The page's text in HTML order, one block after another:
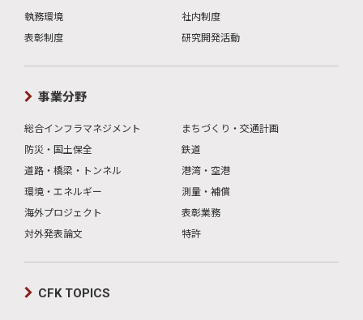
執務環境
社内制度
表彰制度
研究開発活動
事業分野
総合インフラマネジメント
まちづくり・交通計画
防災・国土保全
鉄道
道路・橋梁・トンネル
港湾・空港
環境・エネルギー
測量・補償
海外プロジェクト
表彰業務
対外発表論文
特許
CFK TOPICS